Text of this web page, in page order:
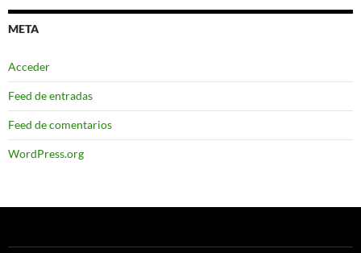
META
Acceder
Feed de entradas
Feed de comentarios
WordPress.org